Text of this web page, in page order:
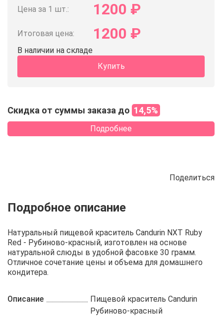
Цена за 1 шт.: 1200 ₽
Итоговая цена: 1200 ₽
В наличии на складе
Купить
Скидка от суммы заказа до 14,5%
Подробнее
Поделиться
Описание Отзывы Рецепты
Натуральный пищевой краситель Candurin NXT Ruby
Red - Рубиново-красный, изготовлен на основе
натуральной слюды в удобной фасовке 30 грамм.
Отличное сочетание цены и объема для домашнего
кондитера.
Описание
Пищевой краситель Candurin
Рубиново-красный